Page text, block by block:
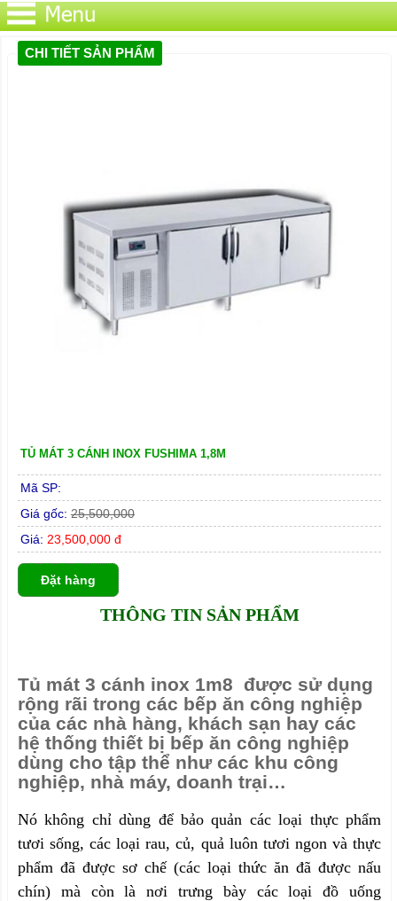
CHI TIẾT SẢN PHẨM
TỦ MÁT 3 CÁNH INOX FUSHIMA 1,8M
Mã SP:
Giá gốc: 25,500,000
Giá: 23,500,000 đ
Đặt hàng
THÔNG TIN SẢN PHẨM
Tủ mát 3 cánh inox 1m8
được sử dụng
rộng rãi trong các bếp ăn công nghiệp
của các nhà hàng, khách sạn hay các
hệ thống thiết bị bếp ăn công nghiệp
dùng cho tập thể như các khu công
nghiệp, nhà máy, doanh trại…
Nó không chỉ dùng để bảo quản các loại thực phẩm
tươi sống, các loại rau, củ, quả luôn tươi ngon và thực
phẩm đã được sơ chế (các loại thức ăn đã được nấu
chín) mà còn là nơi trưng bày các loại đồ uống